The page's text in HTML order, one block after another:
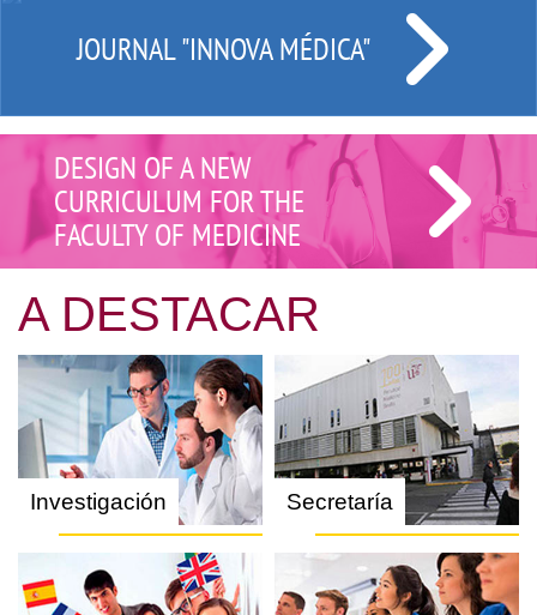
JOURNAL "INNOVA MÉDICA"
DESIGN OF A NEW
CURRICULUM FOR THE
FACULTY OF MEDICINE
A DESTACAR
Investigación Secretaría